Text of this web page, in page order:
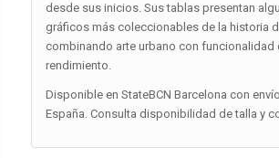
desde sus inicios. Sus tablas presentan
gráficos más coleccionables de la historia
combinando arte urbano con funcionalidad
rendimiento.
Disponible en StateBCN Barcelona con
España. Consulta disponibilidad de talla y